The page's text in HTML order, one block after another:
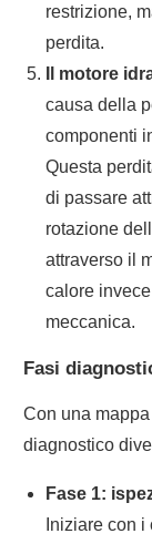
restrizione,
perdita.
Il motore
causa della
componenti
Questa
di passare
rotazione
attraverso il
calore
meccanica.
Fasi
Con una
diagnostico
Fase 1:
Iniziare con